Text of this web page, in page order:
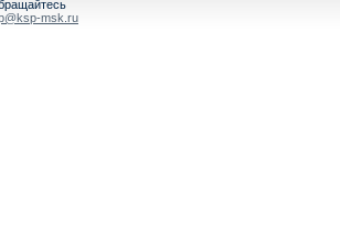
msk.ru